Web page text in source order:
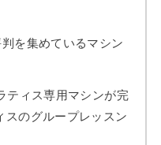
を集めているマシン
ティス専用マシンが完
スのグループレッスン